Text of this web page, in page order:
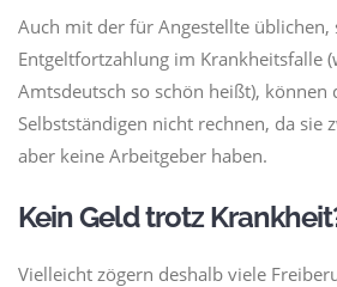
Auch mit der für Angestellte üblichen,
Entgeltfortzahlung im Krankheitsfalle
Amtsdeutsch so schön heißt), können
Selbstständigen nicht rechnen, da sie
aber keine Arbeitgeber haben.
Kein Geld trotz
Vielleicht zögern deshalb viele